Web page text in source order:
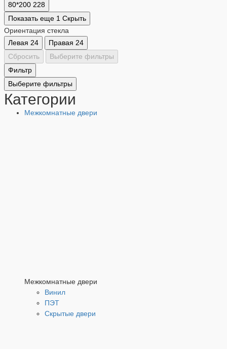
80*200 228
Показать еще 1 Скрыть
Ориентация стекла
Левая 24 Правая 24
Сбросить
Выберите фильтры
Фильтр
Выберите фильтры
Категории
Межкомнатные двери
Межкомнатные двери
Винил
ПЭТ
Скрытые двери